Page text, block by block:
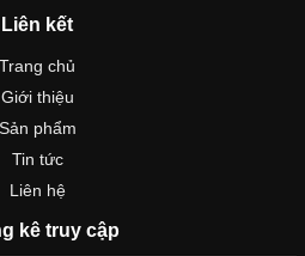
Liên kết
Trang chủ
Giới thiệu
Sản phẩm
Tin tức
Liên hệ
kê truy cập